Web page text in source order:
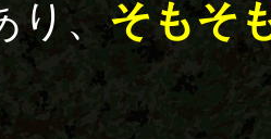
り、そもそ